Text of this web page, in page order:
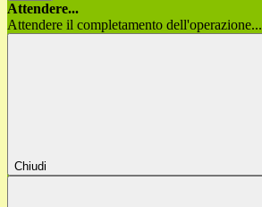
Attendere...
Attendere il completamento dell'operazione...
Chiudi